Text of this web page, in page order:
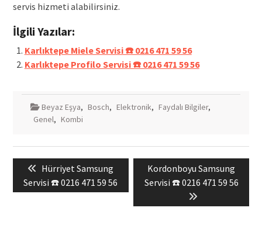
servis hizmeti alabilirsiniz.
İlgili Yazılar:
Karlıktepe Miele Servisi ☎️ 0216 471 59 56
Karlıktepe Profilo Servisi ☎️ 0216 471 59 56
Beyaz Eşya, Bosch, Elektronik, Faydalı Bilgiler,
Genel, Kombi
Yazı
gezinmesi
Previous
post:
Hürriyet Samsung
Servisi ☎️ 0216 471 59 56
Next
post:
Kordonboyu Samsung
Servisi ☎️ 0216 471 59 56